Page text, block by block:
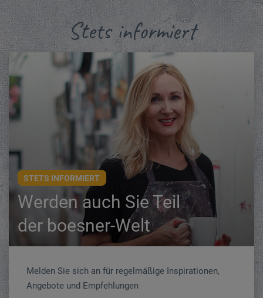
Stets informiert
STETS INFORMIERT
Werden auch Sie Teil
der boesner-Welt
Melden Sie sich an für regelmäßige Inspirationen,
Angebote und Empfehlungen